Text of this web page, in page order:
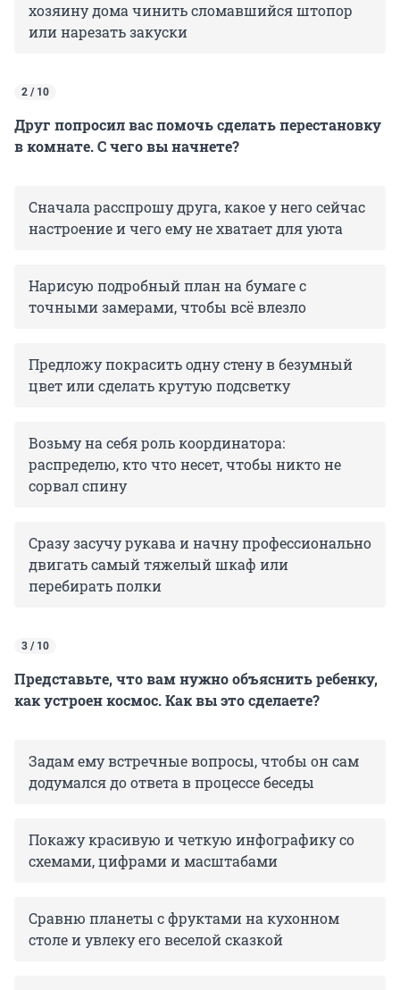
хозяину дома чинить сломавшийся штопор
или нарезать закуски
2 / 10
Друг попросил вас помочь сделать перестановку
в комнате. С чего вы начнете?
Сначала расспрошу друга, какое у него сейчас
настроение и чего ему не хватает для уюта
Нарисую подробный план на бумаге с
точными замерами, чтобы всё влезло
Предложу покрасить одну стену в безумный
цвет или сделать крутую подсветку
Возьму на себя роль координатора:
распределю, кто что несет, чтобы никто не
сорвал спину
Сразу засучу рукава и начну профессионально
двигать самый тяжелый шкаф или
перебирать полки
3 / 10
Представьте, что вам нужно объяснить ребенку,
как устроен космос. Как вы это сделаете?
Задам ему встречные вопросы, чтобы он сам
додумался до ответа в процессе беседы
Покажу красивую и четкую инфографику со
схемами, цифрами и масштабами
Сравню планеты с фруктами на кухонном
столе и увлеку его веселой сказкой